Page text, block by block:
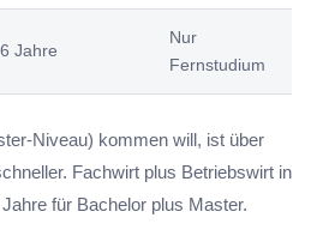
Jahre
Nur
Fernstudium
Niveau) kommen will, ist über
Fachwirt plus Betriebswirt in
für Bachelor plus Master.